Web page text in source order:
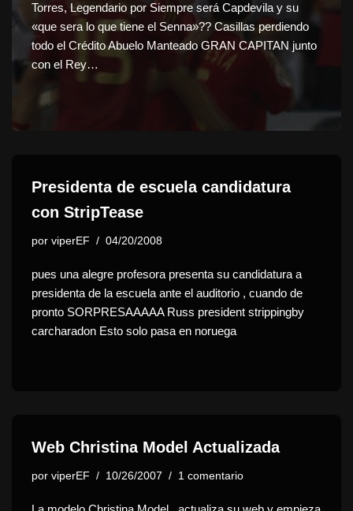
Torres, Legendario por Siempre será Capdevila y su
«que sera lo que tiene el Senna»?? Casillas perdiendo
todo el Crédito Abuelo Manteado GRAN CAPITAN junto
con el Rey…
Presidenta de escuela candidatura
con StripTease
por viperEF 04/20/2008
pues una alegre profesora presenta su candidatura a
presidenta de la escuela ante el auditorio , cuando de
pronto SORPRESAAAAA Russ president strippingby
carcharadon Esto solo pasa en noruega
Web Christina Model Actualizada
por viperEF 10/26/2007 1 comentario